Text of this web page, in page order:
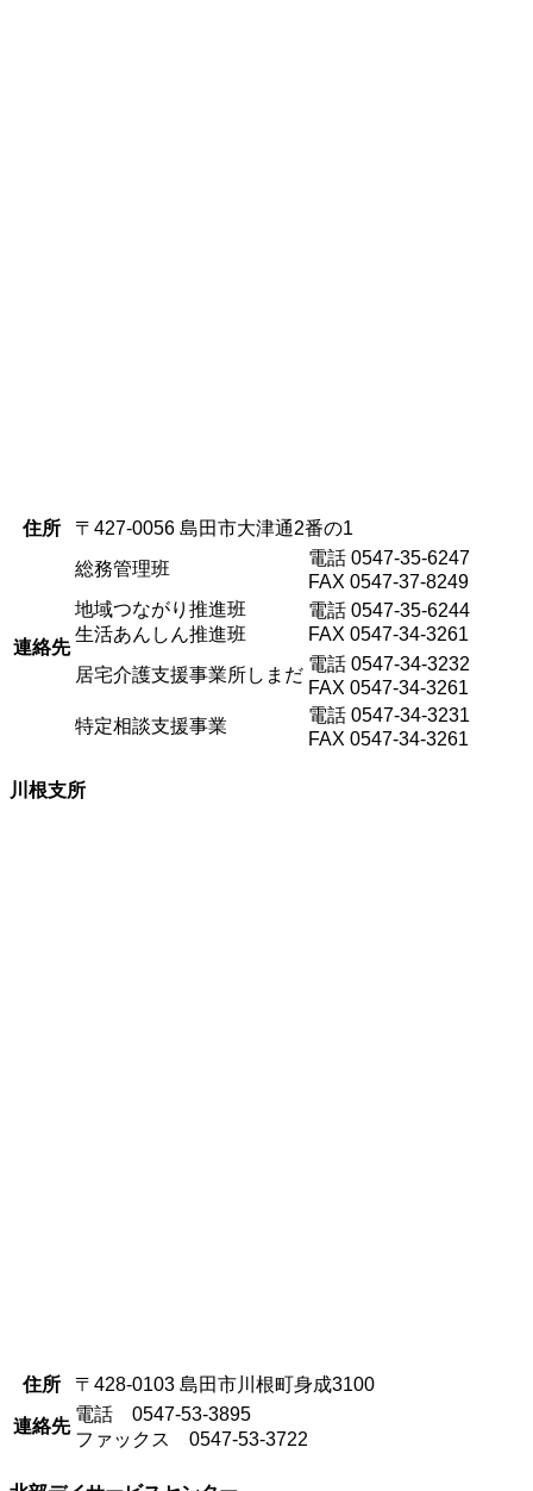
住所 〒427-0056 島田市大津通2番の1
連絡先
総務管理班
電話 0547-35-6247
FAX 0547-37-8249
地域つながり推進班
生活あんしん推進班
電話 0547-35-6244
FAX 0547-34-3261
居宅介護支援事業所しまだ
電話 0547-34-3232
FAX 0547-34-3261
特定相談支援事業
電話 0547-34-3231
FAX 0547-34-3261
川根支所
住所 〒428-0103 島田市川根町身成3100
連絡先
電話 0547-53-3895
ファックス 0547-53-3722